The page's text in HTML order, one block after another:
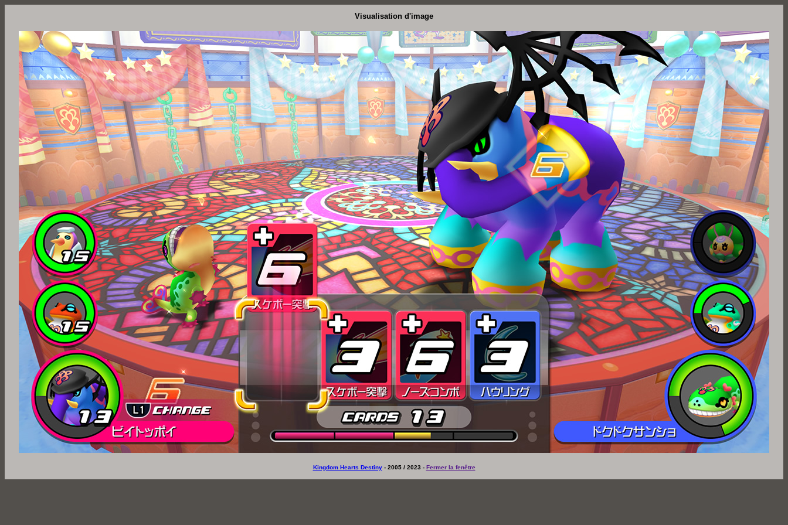
Visualisation d'image
Kingdom Hearts Destiny- 2005 / 2023 - Fermer la fenêtre